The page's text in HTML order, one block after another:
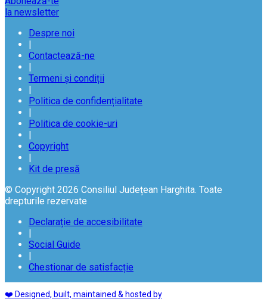
la newsletter
Despre noi
|
Contactează-ne
|
Termeni și condiții
|
Politica de confidențialitate
|
Politica de cookie-uri
|
Copyright
|
Kit de presă
© Copyright 2026 Consiliul Județean Harghita. Toate
drepturile rezervate
Declarație de accesibilitate
|
Social Guide
|
Chestionar de satisfacție
❤️ Designed, built, maintained & hosted by